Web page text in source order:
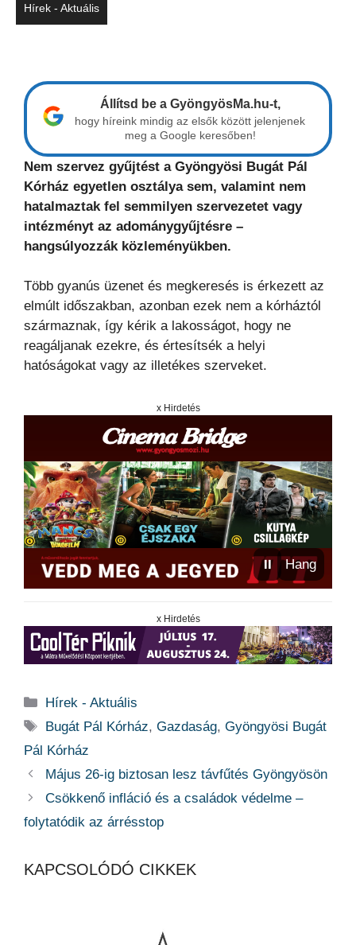
Hírek - Aktuális
Állítsd be a GyöngyösMa.hu-t,
hogy híreink mindig az elsők között jelenjenek
meg a Google keresőben!
Nem szervez gyűjtést a Gyöngyösi Bugát Pál
Kórház egyetlen osztálya sem, valamint nem
hatalmaztak fel semmilyen szervezetet vagy
intézményt az adománygyűjtésre –
hangsúlyozzák közleményükben.
Több gyanús üzenet és megkeresés is érkezett az
elmúlt időszakban, azonban ezek nem a kórháztól
származnak, így kérik a lakosságot, hogy ne
reagáljanak ezekre, és értesítsék a helyi
hatóságokat vagy az illetékes szerveket.
x Hirdetés
⏸ Hang
x Hirdetés
Kategória
Hírek - Aktuális
Címkék
Bugát Pál Kórház,Gazdaság,Gyöngyösi Bugát
Pál Kórház
Május 26-ig biztosan lesz távfűtés Gyöngyösön
Csökkenő infláció és a családok védelme –
folytatódik az árrésstop
KAPCSOLÓDÓ CIKKEK